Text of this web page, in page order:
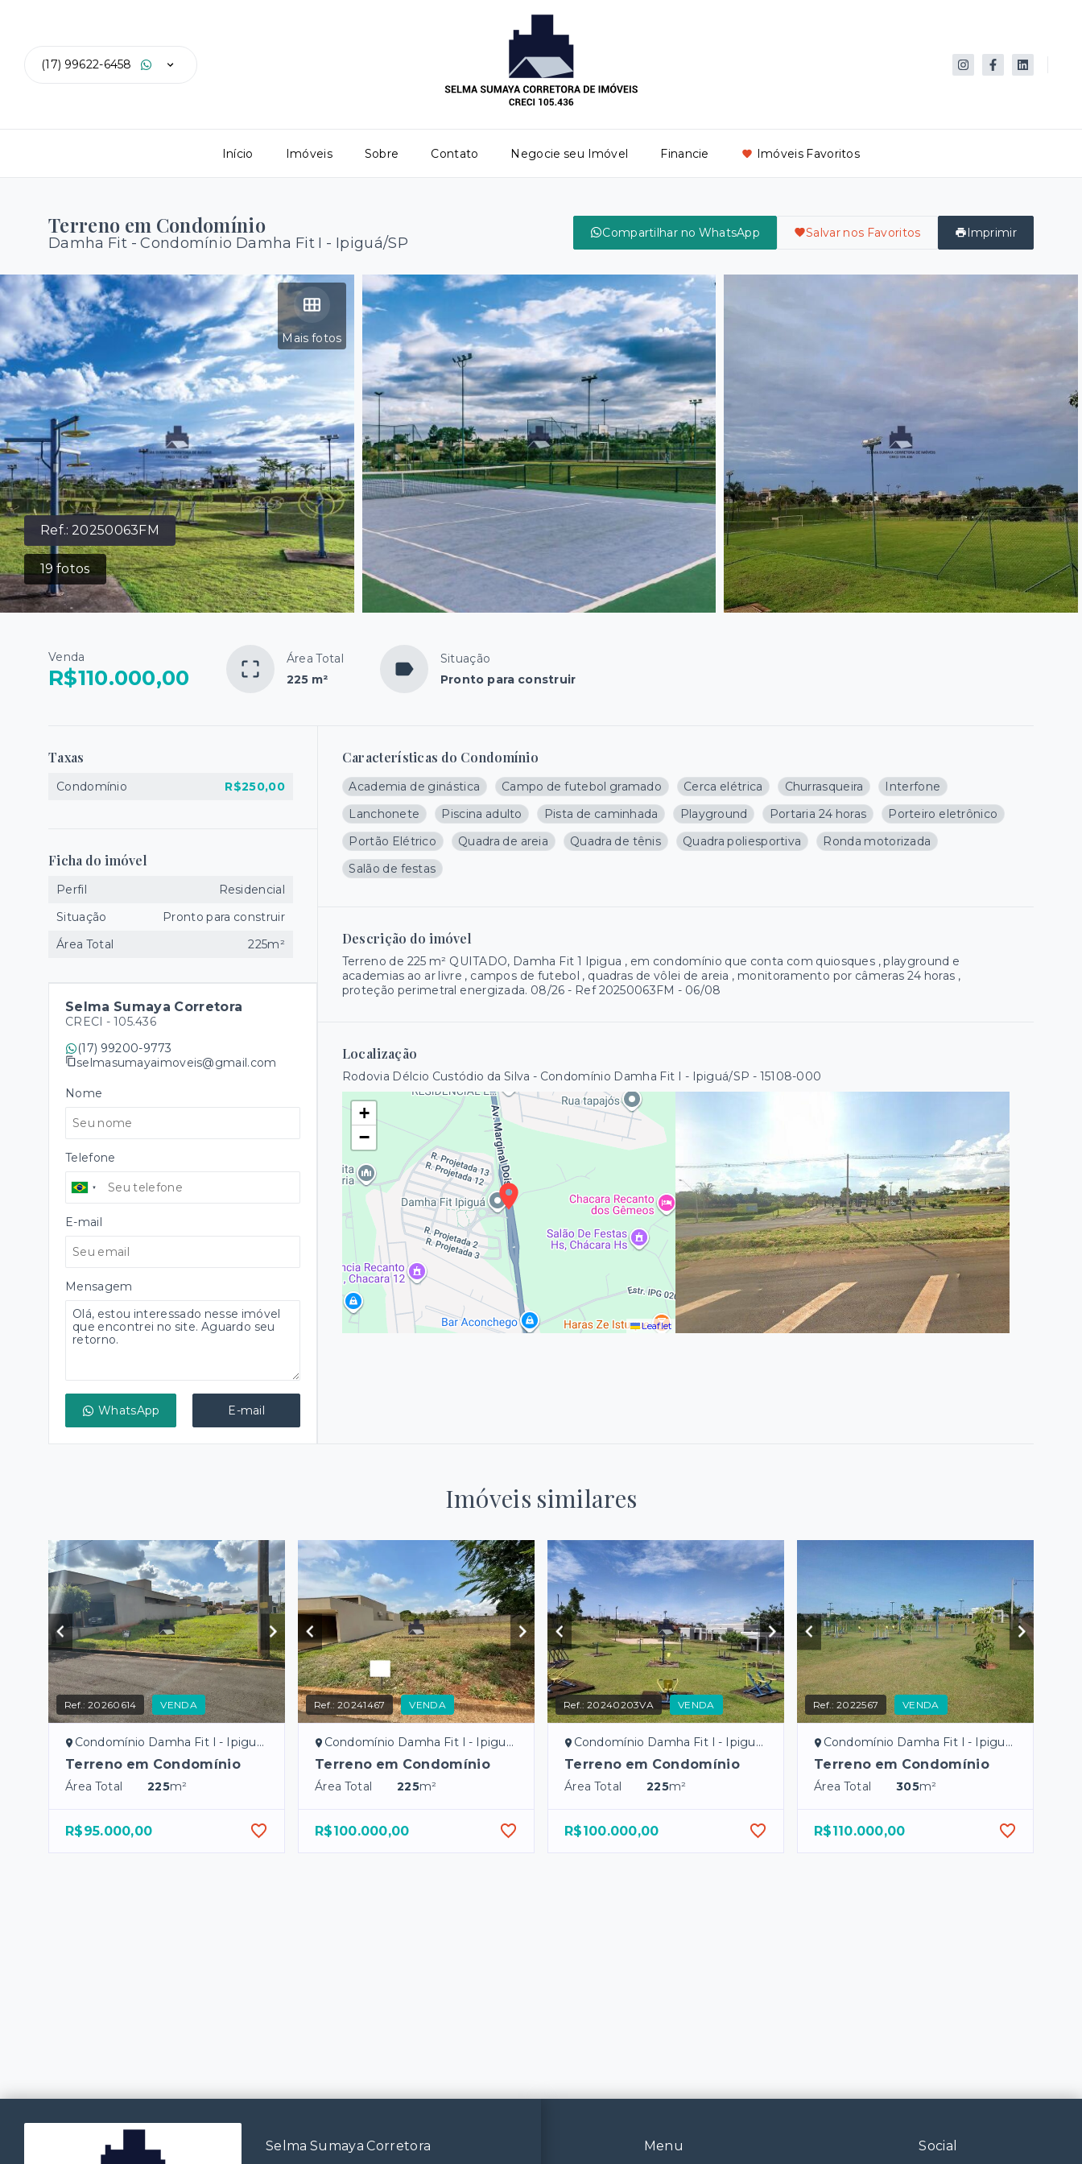
(17) 99622-6458
Início Imóveis Sobre Contato Negocie seu Imóvel Financie Imóveis Favoritos
Terreno em Condomínio
Damha Fit -Condomínio Damha Fit I - Ipiguá/SP
Compartilhar no WhatsApp Salvar nos Favoritos Imprimir
Ref.:20250063FM
19 fotos
Mais fotos
Venda
R$110.000,00
Área Total
225 m²
Situação
Pronto para construir
Características do Condomínio
Academia de ginástica Campo de futebol gramado Cerca elétrica Churrasqueira
Interfone
Lanchonete
Piscina adulto Pista de caminhada Playground Portaria 24 horas
Porteiro eletrônico
Portão Elétrico
Quadra de areia Quadra de tênis Quadra poliesportiva
Ronda motorizada
Salão de festas
Descrição do imóvel
Terreno de 225 m² QUITADO, Damha Fit 1 Ipigua , em condomínio que conta com quiosques , playground e
academias ao ar livre , campos de futebol , quadras de vôlei de areia , monitoramento por câmeras 24 horas ,
proteção perimetral energizada. 08/26 - Ref 20250063FM - 06/08
Localização
Rodovia Délcio Custódio da Silva - Condomínio Damha Fit I - Ipiguá/SP - 15108-000
+
−
Leaflet
Taxas
Condomínio R$250,00
Ficha do imóvel
Perfil
Residencial
Situação
Pronto para construir
Área Total
225m²
Selma Sumaya Corretora
CRECI - 105.436
(17) 99200-9773
selmasumayaimoveis@gmail.com
Nome
Telefone
E-mail
Mensagem
WhatsApp E-mail
Imóveis similares
Ref.:20260614 VENDA
Condomínio Damha Fit I - Ipiguá/SP
Terreno em Condomínio
Área Total 225m²
R$95.000,00
Ref.:20241467 VENDA
Condomínio Damha Fit I - Ipiguá/SP
Terreno em Condomínio
Área Total 225m²
R$100.000,00
Ref.:20240203VA VENDA
Condomínio Damha Fit I - Ipiguá/SP
Terreno em Condomínio
Área Total 225m²
R$100.000,00
Ref.:2022567 VENDA
Condomínio Damha Fit I - Ipiguá/SP
Terreno em Condomínio
Área Total 305m²
R$110.000,00
Menu Social
Selma Sumaya Corretora